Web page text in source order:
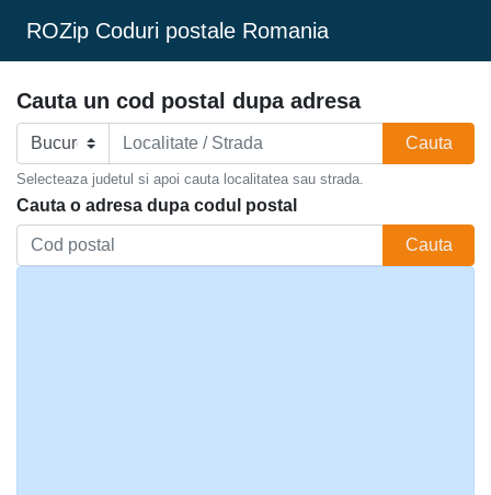
ROZip Coduri postale Romania
Cauta un cod postal dupa adresa
Cauta
Selecteaza judetul si apoi cauta localitatea sau strada.
Cauta o adresa dupa codul postal
Cauta